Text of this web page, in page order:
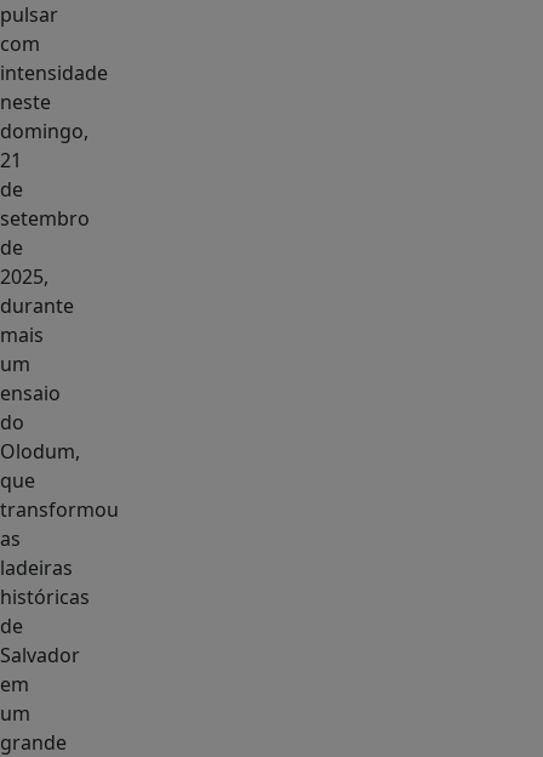
pulsar
com
intensidade
neste
domingo,
21
de
setembro
de
2025,
durante
mais
um
ensaio
do
Olodum,
que
transformou
as
ladeiras
históricas
de
Salvador
em
um
grande